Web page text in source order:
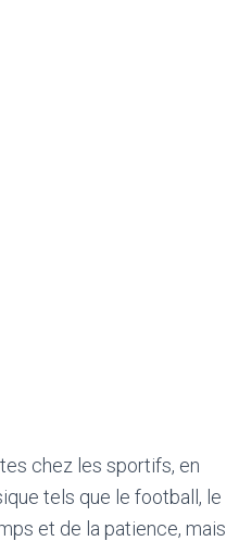
chez les sportifs, en
tels que le football, le
et de la patience, mais